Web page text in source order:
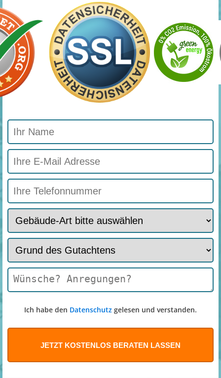
Ich habe den Datenschutz gelesen und verstanden.